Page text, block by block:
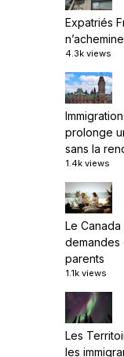
Expatriés
4.3k views
prolonge
sans la
1.4k views
Le
demandes
parents
1.1k views
Les
les